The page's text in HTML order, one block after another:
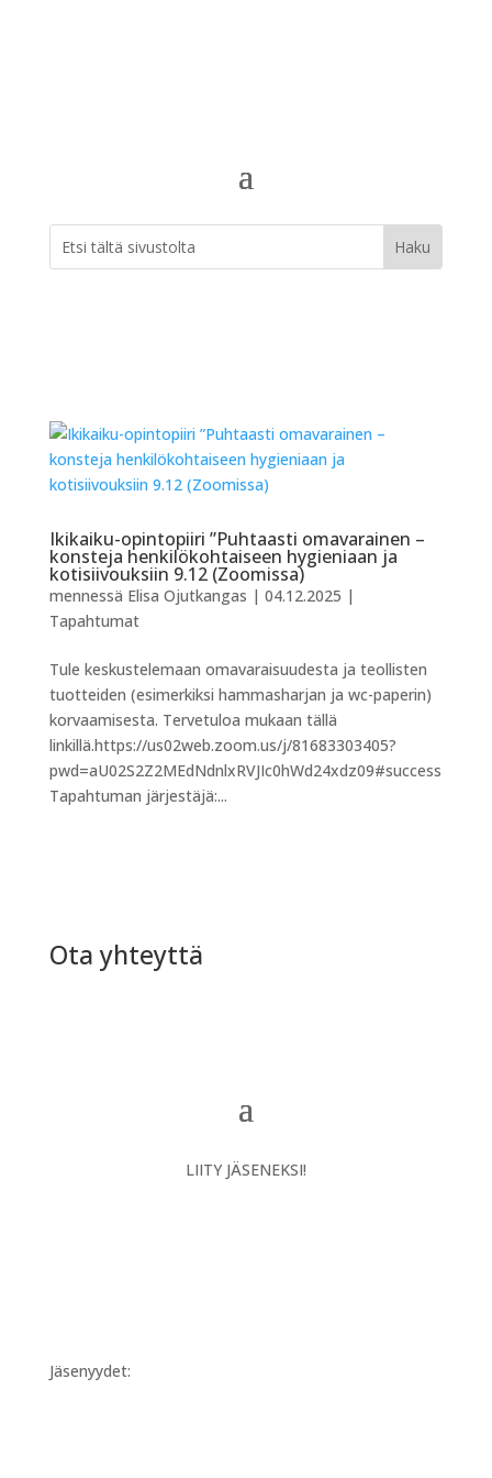
Ikikaiku-opintopiiri ”Puhtaasti omavarainen –
konsteja henkilökohtaiseen hygieniaan ja
kotisiivouksiin 9.12 (Zoomissa)
mennessä Elisa Ojutkangas | 04.12.2025 |
Tapahtumat
Tule keskustelemaan omavaraisuudesta ja teollisten
tuotteiden (esimerkiksi hammasharjan ja wc-paperin)
korvaamisesta. Tervetuloa mukaan tällä
linkillä.https://us02web.zoom.us/j/81683303405?
pwd=aU02S2Z2MEdNdnlxRVJIc0hWd24xdz09#success
Tapahtuman järjestäjä:...
Ota yhteyttä
LIITY JÄSENEKSI!
Jäsenyydet: